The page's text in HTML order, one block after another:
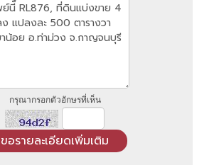
กรุณากรอกตัวอักษรที่เห็น